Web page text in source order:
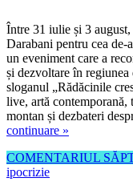
Între 31 iulie și 3
Darabani pentru cea
un eveniment care a
și dezvoltare în
sloganul „Rădăcinile
live, artă contemporană,
montan și dezbateri
continuare »
COMENTARIUL
ipocrizie